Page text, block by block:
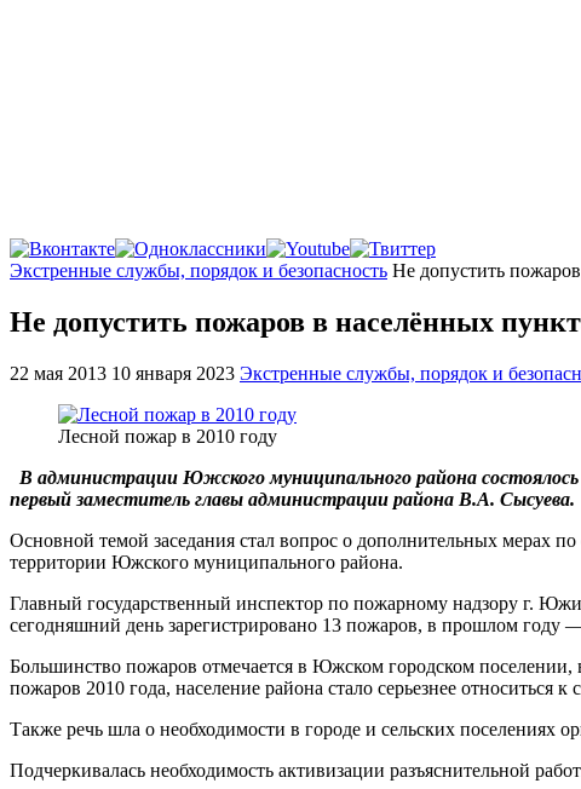
Главная
Экстренные службы, порядок и безопасность Не допустить
Не допустить пожаров в населённых
22 мая 2013 10 января 2023 Экстренные службы, порядок и
Лесной пожар в 2010 году
В администрации Южского муниципального района состоялось
первый заместитель главы администрации района В.А. Сысуева.
Основной темой заседания стал вопрос о дополнительных мерах
территории Южского муниципального района.
Главный государственный инспектор по пожарному надзору г.
сегодняшний день зарегистрировано 13 пожаров, в прошлом
Большинство пожаров отмечается в Южском городском
пожаров 2010 года, население района стало серьезнее
Также речь шла о необходимости в городе и сельских поселениях
Подчеркивалась необходимость активизации разъяснительной